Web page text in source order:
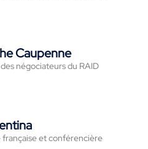
Caupenne
négociateurs du RAID
française et conférencière